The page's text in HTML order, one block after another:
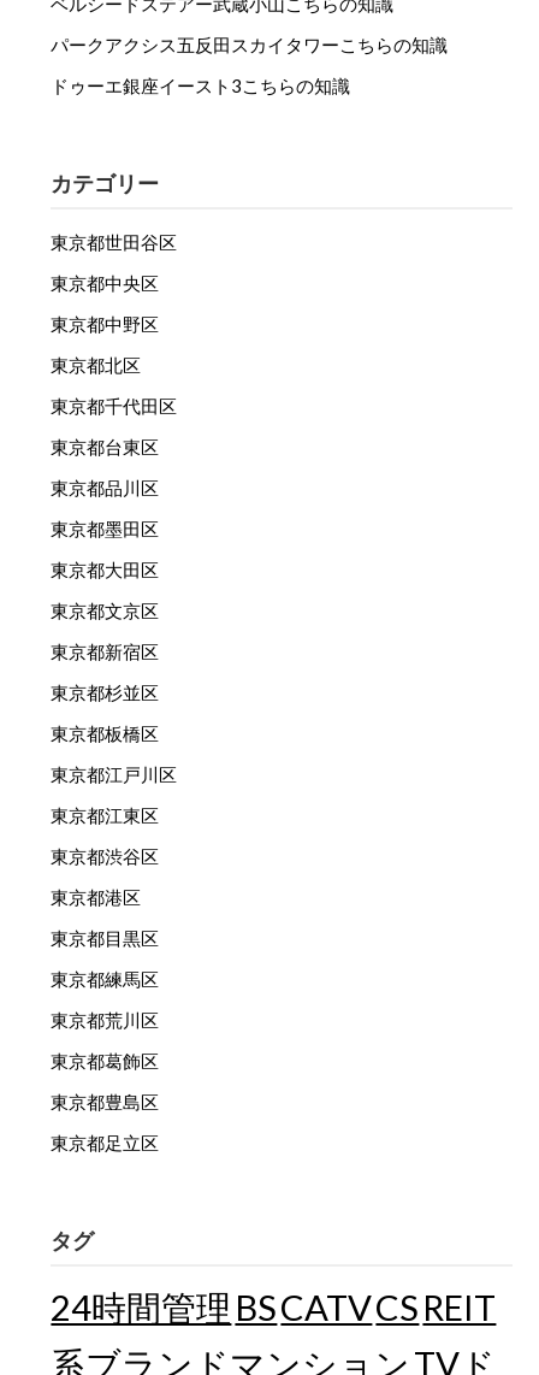
パークアクシス五反田スカイタワーこちらの知識
ドゥーエ銀座イースト3こちらの知識
カテゴリー
東京都世田谷区
東京都中央区
東京都中野区
東京都北区
東京都千代田区
東京都台東区
東京都品川区
東京都墨田区
東京都大田区
東京都文京区
東京都新宿区
東京都杉並区
東京都板橋区
東京都江戸川区
東京都江東区
東京都渋谷区
東京都港区
東京都目黒区
東京都練馬区
東京都荒川区
東京都葛飾区
東京都豊島区
東京都足立区
タグ
24時間管理 BSCATVCS REIT
系ブランドマンション TVド